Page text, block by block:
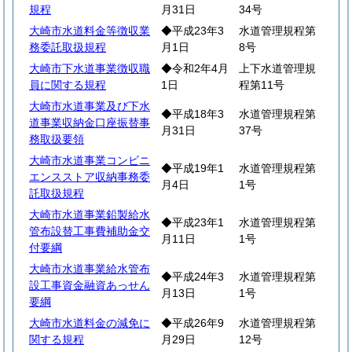
規程
月31日
34号
大崎市水道料金等徴収業
務委託取扱規程
◆平成23年3
月1日
水道管理規程第
8号
大崎市下水道事業徴収職
員に関する規程
◆令和2年4月
1日
上下水道管理規
程第11号
大崎市水道事業及び下水
道事業収納金口座振替事
務取扱要領
◆平成18年3
月31日
水道管理規程第
37号
大崎市水道事業コンビニ
エンスストア収納事務委
託取扱規程
◆平成19年1
月4日
水道管理規程第
1号
大崎市水道事業鉛製給水
管布設替工事費補助金交
付要綱
◆平成23年1
月11日
水道管理規程第
1号
大崎市水道事業給水管布
設工事資金融資あっせん
要綱
◆平成24年3
月13日
水道管理規程第
1号
大崎市水道料金の減免に
関する規程
◆平成26年9
月29日
水道管理規程第
12号